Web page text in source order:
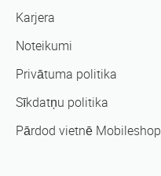
Karjera
Noteikumi
Privātuma politika
Sīkdatņu politika
Pārdod vietnē Mobileshop